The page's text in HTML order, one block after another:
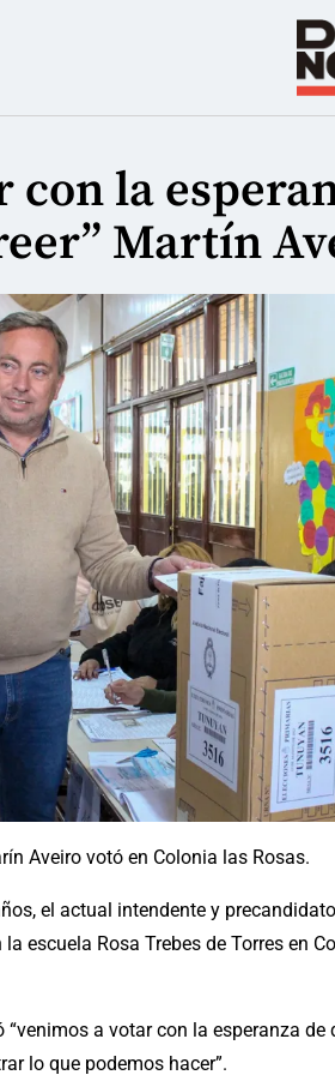
con la
Martín
Aveiro votó en Colonia las Rosas.
el actual intendente y
escuela Rosa Trebes de Torres en
a votar con la esperanza de
lo que podemos hacer”.